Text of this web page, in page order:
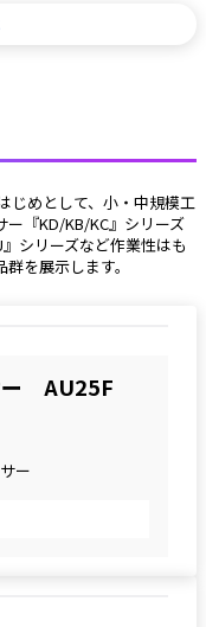
『KD/KB/KC』シリーズ
を展示します。
ー AU25F
ー